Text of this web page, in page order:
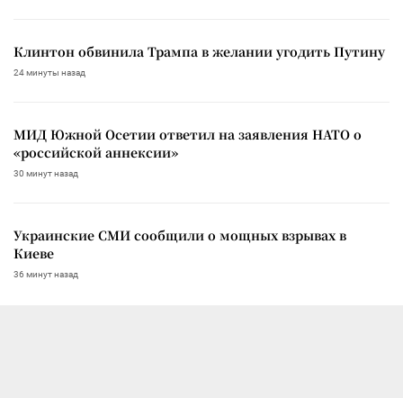
Клинтон обвинила Трампа в желании угодить Путину
24 минуты назад
МИД Южной Осетии ответил на заявления НАТО о
«российской аннексии»
30 минут назад
Украинские СМИ сообщили о мощных взрывах в
Киеве
36 минут назад